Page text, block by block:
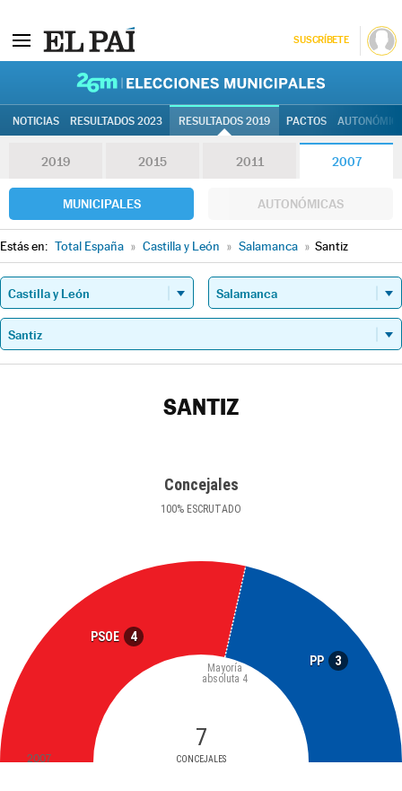
SUSCRÍBETE
NOTICIAS RESULTADOS 2023 RESULTADOS 2019 PACTOS
2019 2015 2011 2007
MUNICIPALES AUTONÓMICAS
Estás en: Total España » Castilla y León » Salamanca » Santiz
SANTIZ
Concejales
100% ESCRUTADO
PSOE 4
PP 3
7
CONCEJALES
Mayoría
absoluta 4
2007